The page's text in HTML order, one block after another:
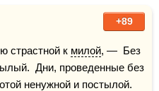
+89
страстной к милой, —  Без
Дни, проведенные без
ненужной и постылой.